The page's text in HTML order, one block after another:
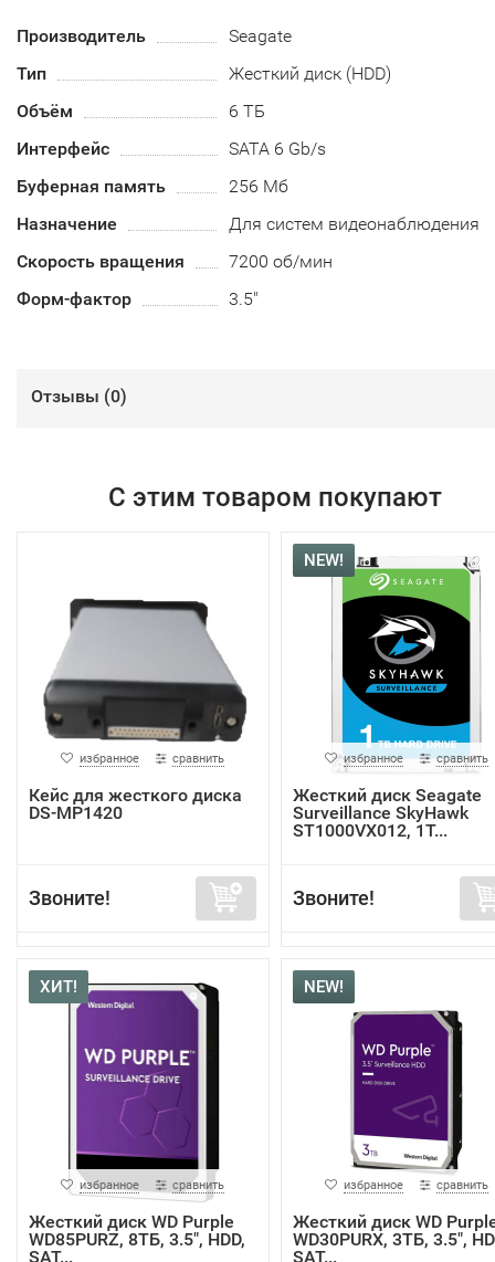
Производитель
Seagate
Тип
Жесткий диск (HDD)
Объём
6 ТБ
Интерфейс
SATA 6 Gb/s
Буферная память
256 Мб
Назначение
Для систем видеонаблюдения
Скорость вращения
7200 об/мин
Форм-фактор
3.5"
Отзывы (0)
С этим товаром покупают
избранное сравнить
Кейс для жесткого диска
DS-MP1420
Звоните!
NEW!
избранное сравнить
Жесткий диск Seagate
Surveillance SkyHawk
ST1000VX012, 1Т...
Звоните!
ХИТ!
избранное сравнить
Жесткий диск WD Purple
WD85PURZ, 8ТБ, 3.5", HDD,
SAT...
NEW!
избранное сравнить
Жесткий диск WD
WD30PURX, 3ТБ, 3.5",
SAT...